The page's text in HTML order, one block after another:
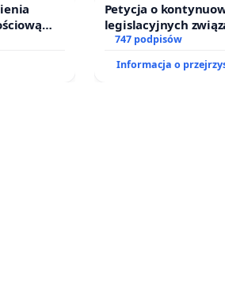
Petycja o
legislacyjnych
prawa rodzinnego
747 podpisów
Informacja o